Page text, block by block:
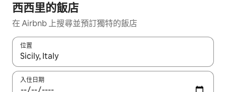
西西里的飯店
在 Airbnb 上搜尋並預訂獨特的飯店
位置
如有搜尋結果，瀏覽內容時請使用上下箭頭，或輕點、滑動裝置。
入住日期